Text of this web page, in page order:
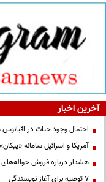
آخرین اخبار
احتمال وجود حیات در اقیانوس
آمریکا و اسرائیل سامانه
هشدار درباره فروش
۷ توصیه برای آغاز نویسندگی